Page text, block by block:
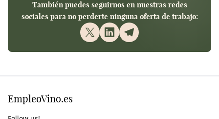
También puedes seguirnos en nuestras redes
sociales para no perderte ninguna oferta de trabajo:
EmpleoVino.es